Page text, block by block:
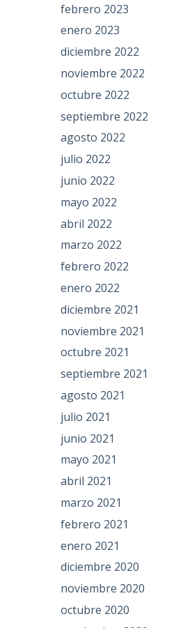
febrero 2023
enero 2023
diciembre 2022
noviembre 2022
octubre 2022
septiembre 2022
agosto 2022
julio 2022
junio 2022
mayo 2022
abril 2022
marzo 2022
febrero 2022
enero 2022
diciembre 2021
noviembre 2021
octubre 2021
septiembre 2021
agosto 2021
julio 2021
junio 2021
mayo 2021
abril 2021
marzo 2021
febrero 2021
enero 2021
diciembre 2020
noviembre 2020
octubre 2020